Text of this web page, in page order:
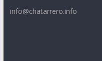
info@chatarrero.info